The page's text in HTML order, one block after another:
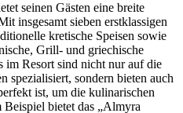
seinen Gästen eine breite
insgesamt sieben erstklassigen
kretische Speisen sowie
Grill- und griechische
im Resort sind nicht nur auf die
spezialisiert, sondern bieten auch
ist, um die kulinarischen
bietet das „Almyra